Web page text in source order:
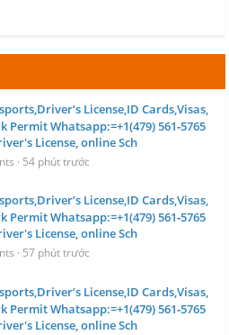
License,ID Cards,Visas,
Permit Whatsapp:=+1(479) 561‑5765
License, online Sch
54 phút trước
License,ID Cards,Visas,
Permit Whatsapp:=+1(479) 561‑5765
License, online Sch
57 phút trước
License,ID Cards,Visas,
Permit Whatsapp:=+1(479) 561‑5765
License, online Sch